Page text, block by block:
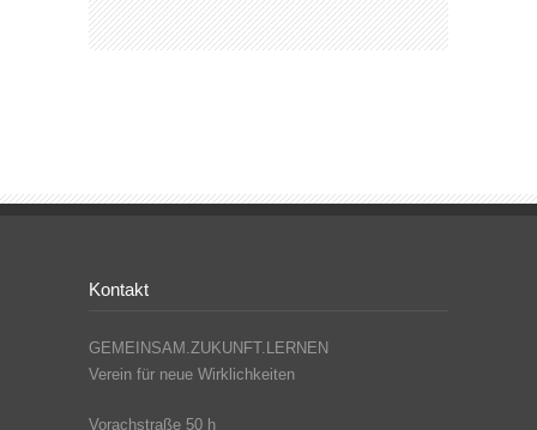
Kontakt
GEMEINSAM.ZUKUNFT.LERNEN
Verein für neue Wirklichkeiten
Vorachstraße 50 h